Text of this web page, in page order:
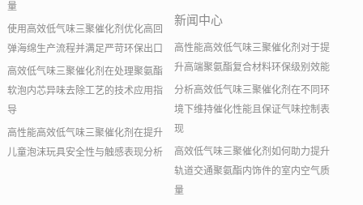
量
使用高效低气味三聚催化剂优化高回
弹海绵生产流程并满足严苛环保出口
高效低气味三聚催化剂在处理聚氨酯
软泡内芯异味去除工艺的技术应用指
导
高性能高效低气味三聚催化剂在提升
儿童泡沫玩具安全性与触感表现分析
新闻中心
高性能高效低气味三聚催化剂对于提
升高端聚氨酯复合材料环保级别效能
分析高效低气味三聚催化剂在不同环
境下维持催化性能且保证气味控制表
现
高效低气味三聚催化剂如何助力提升
轨道交通聚氨酯内饰件的室内空气质
量